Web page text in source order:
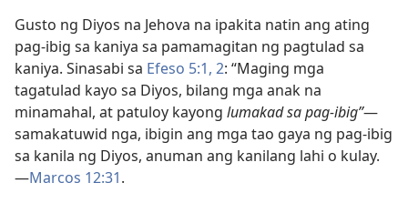
Gusto ng Diyos na Jehova na ipakita natin ang ating
pag-ibig sa kaniya sa pamamagitan ng pagtulad sa
kaniya. Sinasabi sa Efeso 5:1, 2: “Maging mga
tagatulad kayo sa Diyos, bilang mga anak na
minamahal, at patuloy kayong lumakad sa pag-ibig”—
samakatuwid nga, ibigin ang mga tao gaya ng pag-ibig
sa kanila ng Diyos, anuman ang kanilang lahi o kulay.
—Marcos 12:31.